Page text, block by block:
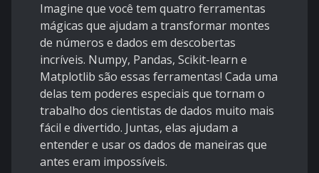
Imagine que você tem quatro ferramentas
mágicas que ajudam a transformar montes
de números e dados em descobertas
incríveis. Numpy, Pandas, Scikit-learn e
Matplotlib são essas ferramentas! Cada uma
delas tem poderes especiais que tornam o
trabalho dos cientistas de dados muito mais
fácil e divertido. Juntas, elas ajudam a
entender e usar os dados de maneiras que
antes eram impossíveis.